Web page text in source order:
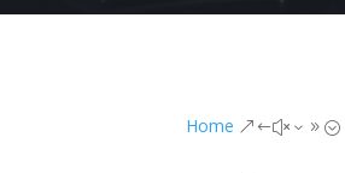
Home &#x39;